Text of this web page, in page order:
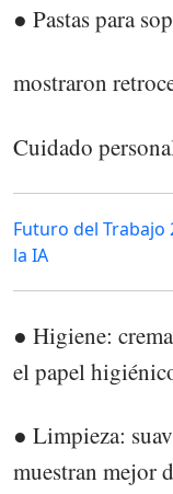
● Pastas para
mostraron
Cuidado
Futuro del Trabajo
la IA
● Higiene:
el papel
● Limpieza:
muestran mejor